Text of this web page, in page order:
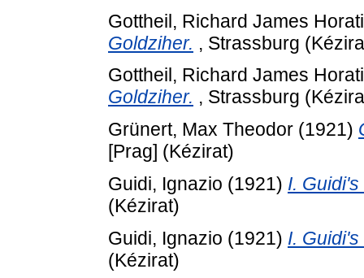
Gottheil, Richard James
Goldziher. , Strassburg
Gottheil, Richard James
Goldziher. , Strassburg
Grünert, Max Theodor (1921)
[Prag] (Kézirat)
Guidi, Ignazio (1921) I.
(Kézirat)
Guidi, Ignazio (1921) I.
(Kézirat)